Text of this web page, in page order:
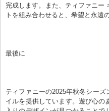
完成します。また、ティファニー
トを組み合わせると、希望と永遠
最後に
ティファニーの2025年秋冬シー
イルを提供しています。遊び心